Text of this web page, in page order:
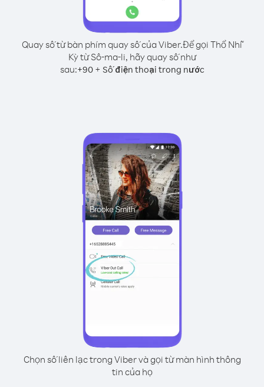
Quay số từ bàn phím quay số của Viber.Để gọi Thổ Nhĩ
Kỳ từ Sô-ma-li, hãy quay số như
sau:+90+ Số điện thoại trong nước
Chọn số liên lạc trong Viber và gọi từ màn hình thông
tin của họ